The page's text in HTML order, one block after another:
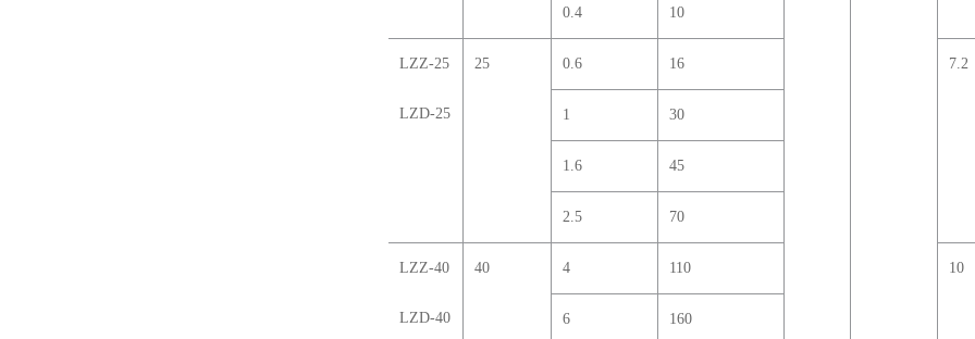
0.4 10
LZZ-25
LZD-25
25 0.6 16 7.2
1 30
1.6 45
2.5 70
LZZ-40
LZD-40
40 4 110 10
6 160